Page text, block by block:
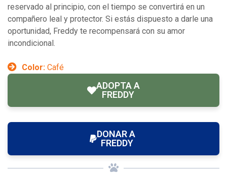
reservado al principio, con el tiempo se convertirá en un
compañero leal y protector. Si estás dispuesto a darle una
oportunidad, Freddy te recompensará con su amor
incondicional.
Color: Café
ADOPTA A
FREDDY
DONAR A
FREDDY